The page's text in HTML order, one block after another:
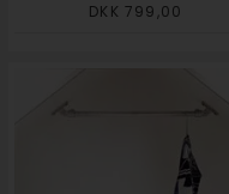
DKK 799,00